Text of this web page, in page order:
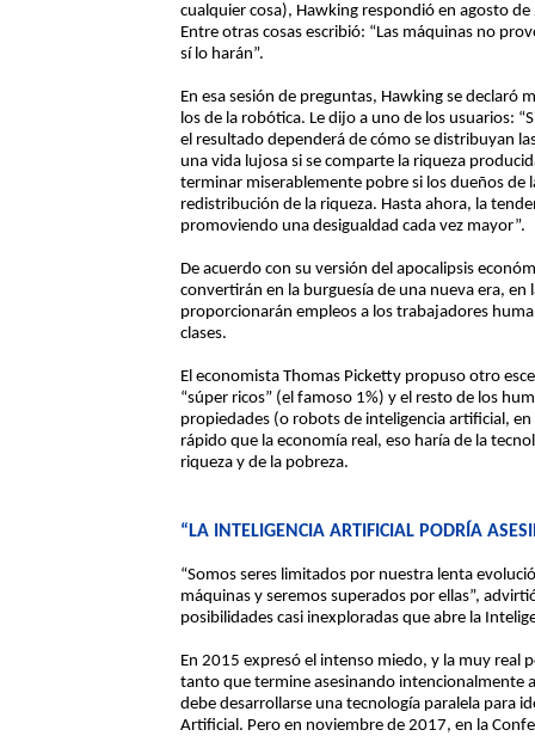
cualquier cosa), Hawking respondió en agosto
Entre otras cosas escribió: “Las máquinas no
sí lo harán”.
En esa sesión de preguntas, Hawking se declaró
los de la robótica. Le dijo a uno de los usuarios:
el resultado dependerá de cómo se distribuyan
una vida lujosa si se comparte la riqueza
terminar miserablemente pobre si los dueños de
redistribución de la riqueza. Hasta ahora, la
promoviendo una desigualdad cada vez mayor”.
De acuerdo con su versión del apocalipsis
convertirán en la burguesía de una nueva era,
proporcionarán empleos a los trabajadores
clases.
El economista Thomas Picketty propuso otro
“súper ricos” (el famoso 1%) y el resto de los
propiedades (o robots de inteligencia artificial,
rápido que la economía real, eso haría de la
riqueza y de la pobreza.
“LA INTELIGENCIA ARTIFICIAL PODRÍA
“Somos seres limitados por nuestra lenta
máquinas y seremos superados por ellas”,
posibilidades casi inexploradas que abre la
En 2015 expresó el intenso miedo, y la muy real
tanto que termine asesinando intencionalmente
debe desarrollarse una tecnología paralela para
Artificial. Pero en noviembre de 2017, en la